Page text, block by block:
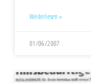
Weiterlesen »
01/06/2007